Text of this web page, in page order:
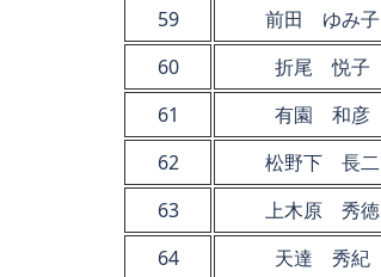
59
前田 ゆみ子
60
折尾 悦子
61
有園 和彦
62
松野下 長二
63
上木原 秀徳
64
天達 秀紀